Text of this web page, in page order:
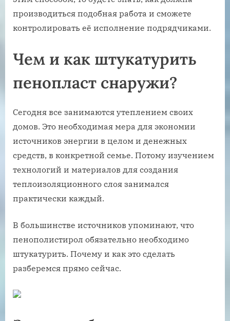
производиться подобная работа и сможете
контролировать её исполнение подрядчиками.
Чем и как штукатурить
пенопласт снаружи?
Сегодня все занимаются утеплением своих
домов. Это необходимая мера для экономии
источников энергии в целом и денежных
средств, в конкретной семье. Потому изучением
технологий и материалов для создания
теплоизоляционного слоя занимался
практически каждый.
В большинстве источников упоминают, что
пенополистирол обязательно необходимо
штукатурить. Почему и как это сделать
разберемся прямо сейчас.